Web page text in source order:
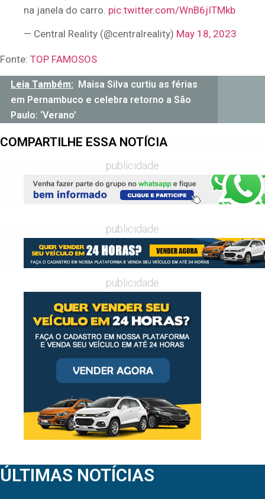
na janela do carro. pic.twitter.com/WnB6jITMkb
— Central Reality (@centralreality) May 18, 2023
Fonte: TOP FAMOSOS
Leia Também: Maisa Silva curtiu as férias
em Pernambuco e celebra retorno a São
Paulo: ‘Verano’
COMPARTILHE ESSA NOTÍCIA
publicidade
publicidade
publicidade
ÚLTIMAS NOTÍCIAS